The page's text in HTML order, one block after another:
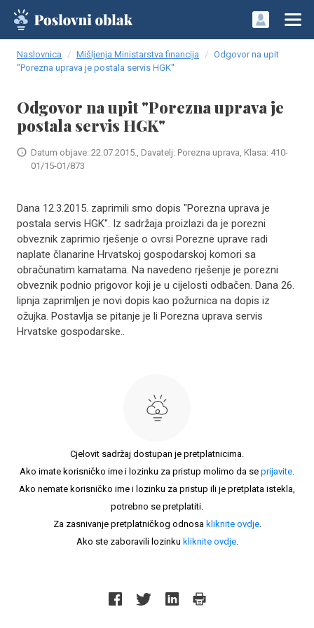
Naslovnica Mišljenja Ministarstva financija
Odgovor na upit
"Porezna uprava je postala servis HGK"
Odgovor na upit "Porezna uprava je
postala servis HGK"
Datum objave: 22.07.2015., Davatelj: Porezna uprava, Klasa: 410-
01/15-01/873
Dana 12.3.2015. zaprimili smo dopis "Porezna uprava je
postala servis HGK". Iz sadržaja proizlazi da je porezni
obveznik zaprimio rješenje o ovrsi Porezne uprave radi
naplate članarine Hrvatskoj gospodarskoj komori sa
obračunatim kamatama. Na navedeno rješenje je porezni
obveznik podnio prigovor koji je u cijelosti odbačen. Dana 26.
lipnja zaprimljen je novi dopis kao požurnica na dopis iz
ožujka. Postavlja se pitanje je li Porezna uprava servis
Hrvatske gospodarske..
Cjelovit sadržaj dostupan je pretplatnicima.
Ako imate korisničko ime i lozinku za pristup molimo da se prijavite.
Ako nemate korisničko ime i lozinku za pristup ili je pretplata istekla,
potrebno se pretplatiti.
Za zasnivanje pretplatničkog odnosa kliknite ovdje.
Ako ste zaboravili lozinku kliknite ovdje.